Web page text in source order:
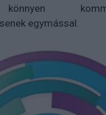
egymással.